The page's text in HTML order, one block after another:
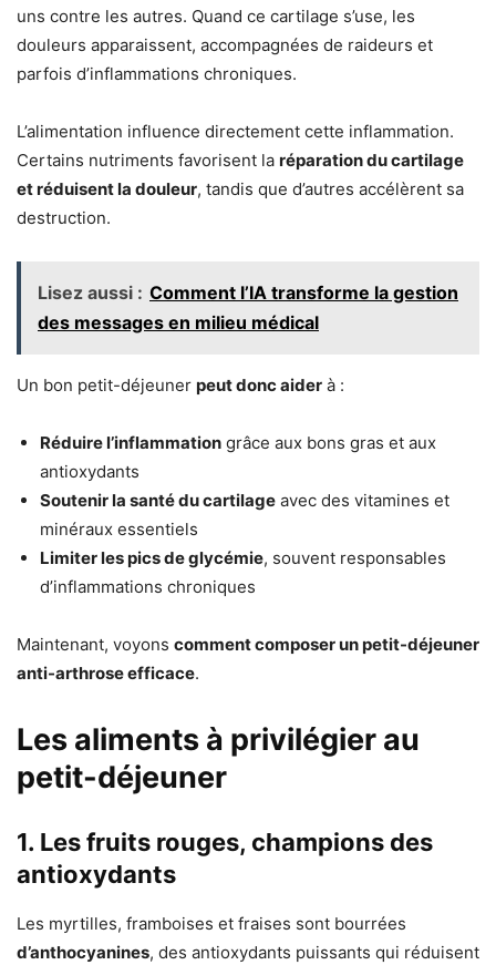
uns contre les autres. Quand ce cartilage s’use, les
douleurs apparaissent, accompagnées de raideurs et
parfois d’inflammations chroniques.
L’alimentation influence directement cette inflammation.
Certains nutriments favorisent la réparation du cartilage
et réduisent la douleur, tandis que d’autres accélèrent sa
destruction.
Lisez aussi : Comment l’IA transforme la gestion
des messages en milieu médical
Un bon petit-déjeuner peut donc aider à :
Réduire l’inflammation grâce aux bons gras et aux
antioxydants
Soutenir la santé du cartilage avec des vitamines et
minéraux essentiels
Limiter les pics de glycémie, souvent responsables
d’inflammations chroniques
Maintenant, voyons comment composer un petit-déjeuner
anti-arthrose efficace.
Les aliments à privilégier au
petit-déjeuner
1. Les fruits rouges, champions des
antioxydants
Les myrtilles, framboises et fraises sont bourrées
d’anthocyanines, des antioxydants puissants qui réduisent